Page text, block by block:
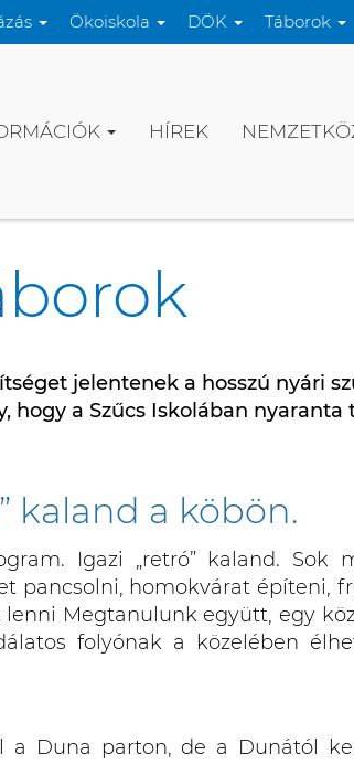
Ökoiskola DÖK Táborok
HÍREK
jelentenek a hosszú nyári
hogy a Szűcs Iskolában nyaranta
kaland a köbön.
Igazi „retró” kaland. Sok
pancsolni, homokvárat építeni,
Megtanulunk együtt, egy
folyónak a közelében
a Duna parton, de a Dunától